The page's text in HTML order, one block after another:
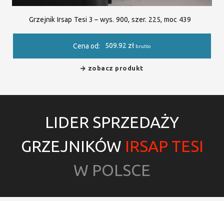
Grzejnik Irsap Tesi 3 – wys. 900, szer. 225, moc 439
Cena od: 509.92 zł brutto
zobacz produkt
LIDER SPRZEDAŻY
GRZEJNIKÓW IRSAP TESI
W POLSCE